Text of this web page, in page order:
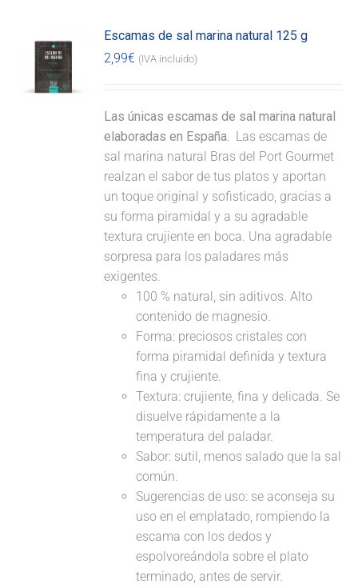
Escamas de sal marina natural 125 g
2,99€ (IVA incluido)
Las únicas escamas de sal marina natural
elaboradas en España. Las escamas de
sal marina natural Bras del Port Gourmet
realzan el sabor de tus platos y aportan
un toque original y sofisticado, gracias a
su forma piramidal y a su agradable
textura crujiente en boca. Una agradable
sorpresa para los paladares más
exigentes.
100 % natural, sin aditivos. Alto
contenido de magnesio.
Forma: preciosos cristales con
forma piramidal definida y textura
fina y crujiente.
Textura: crujiente, fina y delicada. Se
disuelve rápidamente a la
temperatura del paladar.
Sabor: sutil, menos salado que la sal
común.
Sugerencias de uso: se aconseja su
uso en el emplatado, rompiendo la
escama con los dedos y
espolvoreándola sobre el plato
terminado, antes de servir.